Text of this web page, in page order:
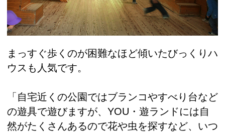
まっすぐ歩くのが困難なほど傾いたびっくりハ
ウスも人気です。
「自宅近くの公園ではブランコやすべり台など
の遊具で遊びますが、YOU・遊ランドには自
然がたくさんあるので花や虫を探すなど、いつ